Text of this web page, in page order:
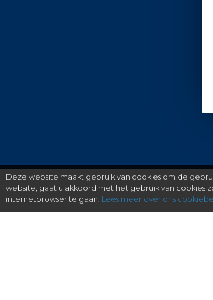
Deze website maakt gebruik van cookies om de
website, gaat u akkoord met het gebruik van cookies
internetbrowser te gaan. Lees meer over ons